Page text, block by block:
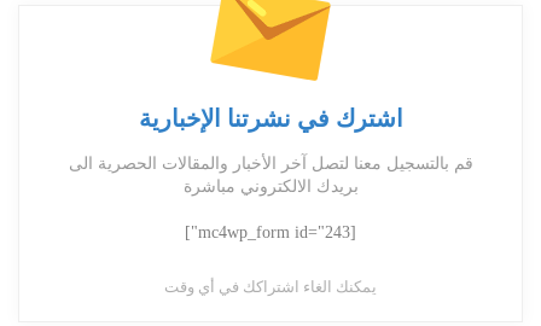
اشترك في نشرتنا الإخبارية
قم بالتسجيل معنا لتصل آخر الأخبار والمقالات الحصرية الى
بريدك الالكتروني مباشرة
[mc4wp_form id="243"]
يمكنك الغاء اشتراكك في أي وقت